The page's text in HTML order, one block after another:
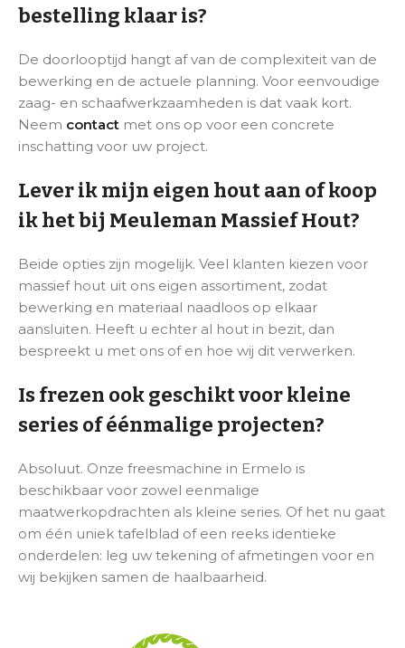
bestelling klaar is?
De doorlooptijd hangt af van de complexiteit van de
bewerking en de actuele planning. Voor eenvoudige
zaag- en schaafwerkzaamheden is dat vaak kort.
Neem contact met ons op voor een concrete
inschatting voor uw project.
Lever ik mijn eigen hout aan of koop
ik het bij Meuleman Massief Hout?
Beide opties zijn mogelijk. Veel klanten kiezen voor
massief hout uit ons eigen assortiment, zodat
bewerking en materiaal naadloos op elkaar
aansluiten. Heeft u echter al hout in bezit, dan
bespreekt u met ons of en hoe wij dit verwerken.
Is frezen ook geschikt voor kleine
series of éénmalige projecten?
Absoluut. Onze freesmachine in Ermelo is
beschikbaar voor zowel eenmalige
maatwerkopdrachten als kleine series. Of het nu gaat
om één uniek tafelblad of een reeks identieke
onderdelen: leg uw tekening of afmetingen voor en
wij bekijken samen de haalbaarheid.